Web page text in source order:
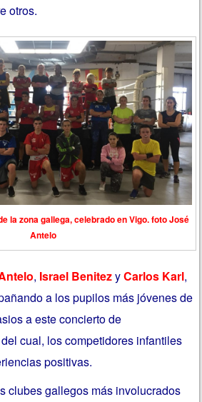
otros.
la zona gallega, celebrado en Vigo. foto José
Antelo
, Israel BenitezyCarlos Karl,
a los pupilos más jóvenes de
a este concierto de
cual, los competidores infantiles
positivas.
clubes gallegos más involucrados